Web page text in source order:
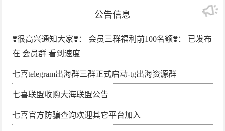
公告信息
❣️很高兴通知大家❣️： 会员三群福利前100名额❣️： 已发布
在 会员群 看到速度
七喜telegram出海群三群正式启动-tg出海资源群
七喜联盟收购大海联盟公告
七喜官方防骗查询欢迎其它平台加入